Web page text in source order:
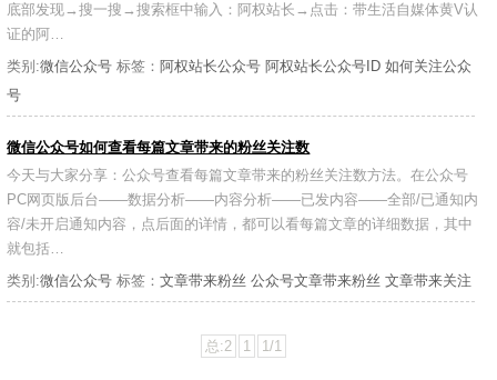
底部发现→搜一搜→搜索框中输入：阿权站长→点击：带生活自媒体黄V认
证的阿…
类别:微信公众号 标签： 阿权站长公众号 阿权站长公众号ID 如何关注公众
号
微信公众号如何查看每篇文章带来的粉丝关注数
今天与大家分享：公众号查看每篇文章带来的粉丝关注数方法。在公众号
PC网页版后台——数据分析——内容分析——已发内容——全部/已通知内
容/未开启通知内容，点后面的详情，都可以看每篇文章的详细数据，其中
就包括…
类别:微信公众号 标签：文章带来粉丝 公众号文章带来粉丝 文章带来关注
总:2 1 1/1